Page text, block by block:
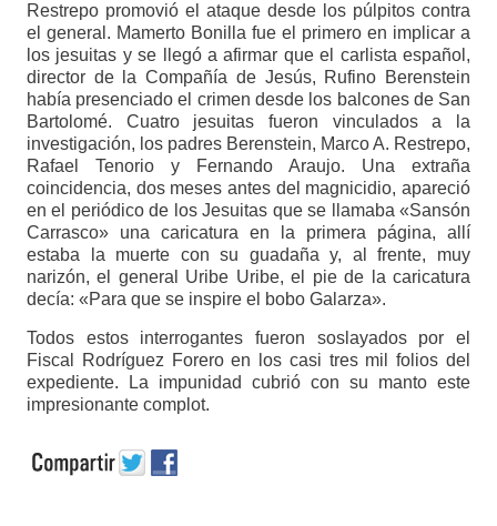
Restrepo promovió el ataque desde los púlpitos contra
el general. Mamerto Bonilla fue el primero en implicar a
los jesuitas y se llegó a afirmar que el carlista español,
director de la Compañía de Jesús, Rufino Berenstein
había presenciado el crimen desde los balcones de San
Bartolomé. Cuatro jesuitas fueron vinculados a la
investigación, los padres Berenstein, Marco A. Restrepo,
Rafael Tenorio y Fernando Araujo. Una extraña
coincidencia, dos meses antes del magnicidio, apareció
en el periódico de los Jesuitas que se llamaba «Sansón
Carrasco» una caricatura en la primera página, allí
estaba la muerte con su guadaña y, al frente, muy
narizón, el general Uribe Uribe, el pie de la caricatura
decía: «Para que se inspire el bobo Galarza».
Todos estos interrogantes fueron soslayados por el
Fiscal Rodríguez Forero en los casi tres mil folios del
expediente. La impunidad cubrió con su manto este
impresionante complot.